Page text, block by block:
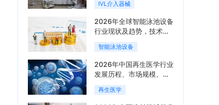
长阶段「图」
IVL介入器械
2026年全球智能泳池设备
行业现状及趋势，技术端
朝着系统集成、绿色节能
方向迭代「图」
智能泳池设备
2026年中国再生医学行业
发展历程、市场规模、相
关政策、产业链、竞争格
局及发展潜力分析「图」
再生医学